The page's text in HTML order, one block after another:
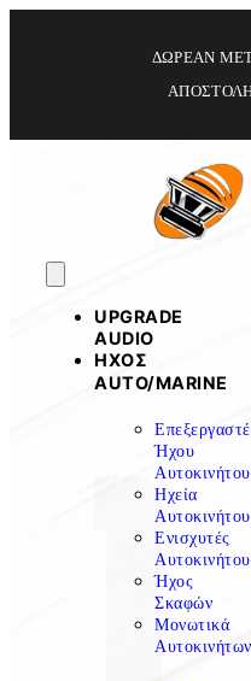
ΔΩΡΕΑΝ
UPGRADE
AUDIO
ΗΧΟΣ
ΑUTO/MARINE
Ήχου
Αυτοκινήτου
Ηχεία
Αυτοκινήτου
Ενισχυτές
Αυτοκινήτου
Ήχος
Σκαφών
Μονωτικά
Αυτοκινήτων